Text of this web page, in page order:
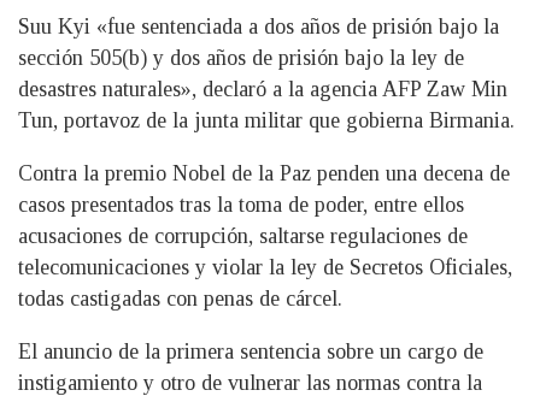
Suu Kyi «fue sentenciada a dos años de prisión bajo la
sección 505(b) y dos años de prisión bajo la ley de
desastres naturales», declaró a la agencia AFP Zaw Min
Tun, portavoz de la junta militar que gobierna Birmania.
Contra la premio Nobel de la Paz penden una decena de
casos presentados tras la toma de poder, entre ellos
acusaciones de corrupción, saltarse regulaciones de
telecomunicaciones y violar la ley de Secretos Oficiales,
todas castigadas con penas de cárcel.
El anuncio de la primera sentencia sobre un cargo de
instigamiento y otro de vulnerar las normas contra la